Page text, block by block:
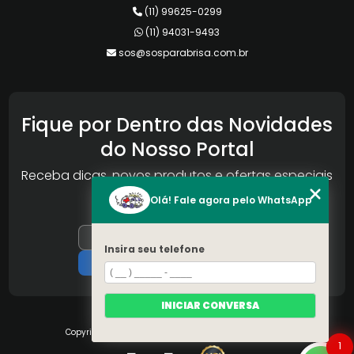
(11) 99625-0299
(11) 94031-9493
sos@sosparabrisa.com.br
Fique por Dentro das Novidades
do Nosso Portal
Receba dicas, novos produtos e ofertas especiais
da Reconlog
Copyright © S.O.S Pára-brisa. (Lei 9610 de 19/02/1998)
1
Olá! Fale agora pelo WhatsApp
Insira seu telefone
INICIAR CONVERSA